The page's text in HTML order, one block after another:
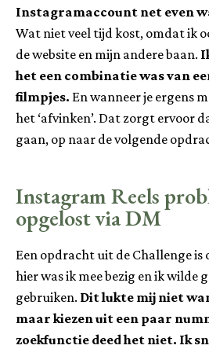
Instagramaccount net even
Wat niet veel tijd kost, omdat ik
de website en mijn andere baan.
het een combinatie was van
filmpjes. En wanneer je ergens
het ‘afvinken’. Dat zorgt ervoor
gaan, op naar de volgende
Instagram Reels
opgelost via DM
Een opdracht uit de Challenge is
hier was ik mee bezig en ik wilde
gebruiken. Dit lukte mij niet
maar kiezen uit een paar
zoekfunctie deed het niet. Ik